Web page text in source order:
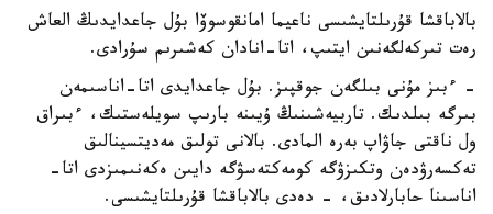
بالاباقشا قۇرىلتايشىسى ناعيما امانقوسوۆا بۇل جاعدايدىڭ العاش
رەت تىركەلگەنىن ايتىپ، اتا-انادان كەشىرىم سۇرادى.
- ءبىز مۇنى بىلگەن جوقپىز. بۇل جاعدايدى اتا-اناسىمەن
بىرگە بىلدىك. تاربيەشىنىڭ ۇيىنە بارىپ سويلەستىك، ءبىراق
ول ناقتى جاۋاپ بەرە المادى. بالانى تولىق مەديتسينالىق
تەكسەرۋدەن وتكىزۋگە كومەكتەسۋگە دايىن ەكەنىمىزدى اتا-
اناسىنا حابارلادىق، - دەدى بالاباقشا قۇرىلتايشىسى.